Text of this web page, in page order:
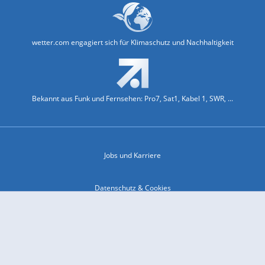
wetter.com engagiert sich für Klimaschutz und Nachhaltigkeit
Bekannt aus Funk und Fernsehen: Pro7, Sat1, Kabel 1, SWR, ...
Jobs und Karriere
Datenschutz & Cookies